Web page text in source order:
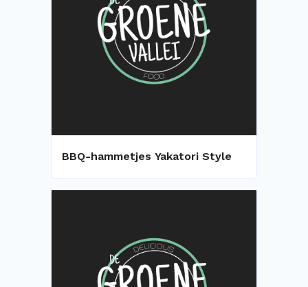
BBQ-hammetjes Yakatori Style